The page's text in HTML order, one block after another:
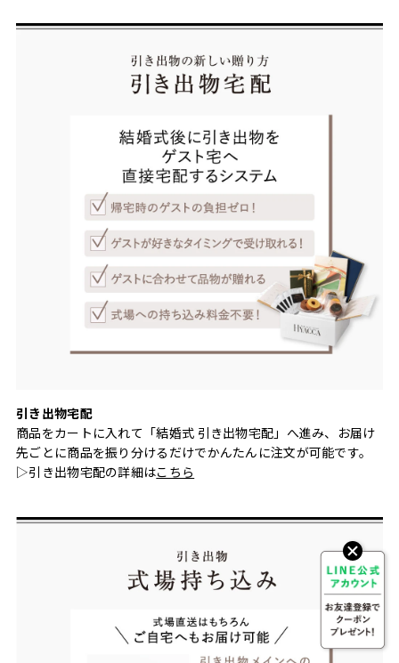
引き出物宅配
商品をカートに入れて「結婚式 引き出物宅配」へ進み、お届け
先ごとに商品を振り分けるだけでかんたんに注文が可能です。
▷引き出物宅配の詳細はこちら